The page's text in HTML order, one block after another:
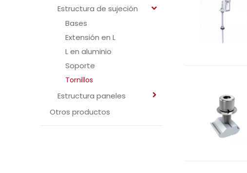
Estructura de sujeción
Bases
Extensión en L
L en aluminio
Soporte
Tornillos
Estructura paneles
Otros productos